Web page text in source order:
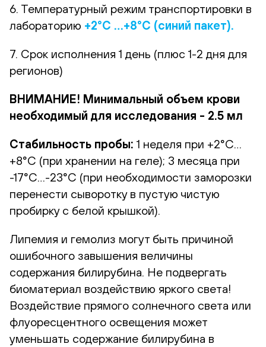
6. Температурный режим транспортировки в
лабораторию +2°С …+8°С (синий пакет).
7. Срок исполнения 1 день (плюс 1-2 дня для
регионов)
ВНИМАНИЕ! Минимальный объем крови
необходимый для исследования - 2.5 мл
Стабильность пробы: 1 неделя при +2°С…
+8°С (при хранении на геле); 3 месяца при
-17°С…-23°С (при необходимости заморозки
перенести сыворотку в пустую чистую
пробирку с белой крышкой).
Липемия и гемолиз могут быть причиной
ошибочного завышения величины
содержания билирубина. Не подвергать
биоматериал воздействию яркого света!
Воздействие прямого солнечного света или
флуоресцентного освещения может
уменьшать содержание билирубина в